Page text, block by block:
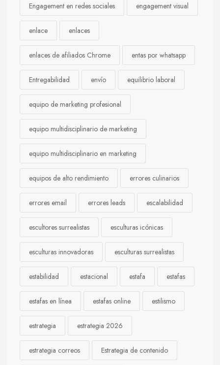
Engagement en redes sociales engagement visual
enlace enlaces
enlaces de afiliados Chrome entas por whatsapp
Entregabilidad envío equilibrio laboral
equipo de marketing profesional
equipo multidisciplinario de marketing
equipo multidisciplinario en marketing
equipos de alto rendimiento errores culinarios
errores email errores leads escalabilidad
escultores surrealistas esculturas icónicas
esculturas innovadoras esculturas surrealistas
estabilidad estacional estafa estafas
estafas en línea estafas online estilismo
estrategia estrategia 2026
estrategia correos Estrategia de contenido